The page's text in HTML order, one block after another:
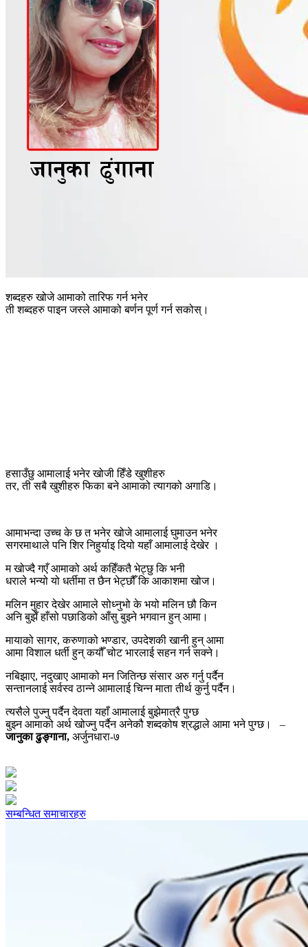
शब्दहरु खोजे आमाको तारिफ गर्न भनेर
ती शब्दहरु पाइन जस्ले आमाको बर्णन पूर्ण गर्न सकोस्।
हसाउँछु आमालाई भनेर खोजी हिँडे खुशीहरु
तर, ती सबै खुशीहरु फिका बने आमाको त्यागको अगाडि।
आमाभन्दा उच्च के छ त भनेर खोजे आमालाई घुमाउन भनेर
सगरमाथाले पनि शिर निहुर्याइ दियो यहाँ आमालाई देखेर ।
म खोज्दै गएँ आमाको अर्थ कहिँकतै भेट्छु कि भनी
धराले भन्यो यो धर्तीमा त छैन भेट्छौँ कि आकाशमा खोज।
मलिन मुहार देखेर आमाले सोध्नुभो के भयो मलिन छौ किन
अनि बुझेँ हाँसो पछाडिको आँसु बुझ्ने भगवान हुन् आमा।
मायाको सागर, करुणाको भण्डार, उपदेशकी खानी हुन् आमा
आमा विशाल धर्ती हुन् कयौँ चोट भारलाई सहन गर्न सक्ने।
नबिझाए, नदुखाए आमाको मन जितिन्छ संसार अरु गर्नु पर्दैन
सन्तानलाई सर्वस्व ठान्ने आमालाई चिन्न माता तीर्थ कुर्नु पर्दैन।
त्यसैले पुज्नु पर्दैन देवता यहाँ आमालाई बुझेमात्रै पुग्छ
बुझ्न आमाको अर्थ खोज्नु पर्दैन अनेकौ शब्दकोष श्रद्धाले आमा भने पुग्छ। –
जानुका ढुङ्गाना, अर्जुनधारा-७
सम्बन्धित समाचारहरु